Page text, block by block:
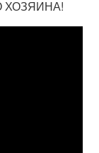
ХОЗЯИНА!